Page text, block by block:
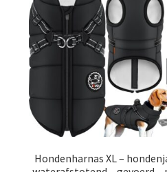
Hondenharnas XL –